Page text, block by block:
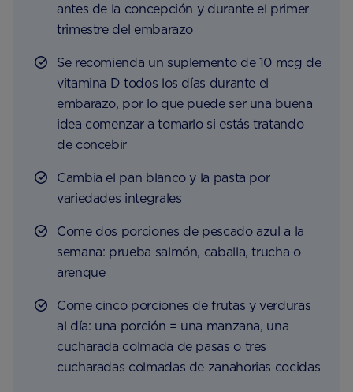
antes de la concepción y durante el primer
trimestre del embarazo
Se recomienda un suplemento de 10 mcg de
vitamina D todos los días durante el
embarazo, por lo que puede ser una buena
idea comenzar a tomarlo si estás tratando
de concebir
Cambia el pan blanco y la pasta por
variedades integrales
Come dos porciones de pescado azul a la
semana: prueba salmón, caballa, trucha o
arenque
Come cinco porciones de frutas y verduras
al día: una porción = una manzana, una
cucharada colmada de pasas o tres
cucharadas colmadas de zanahorias cocidas